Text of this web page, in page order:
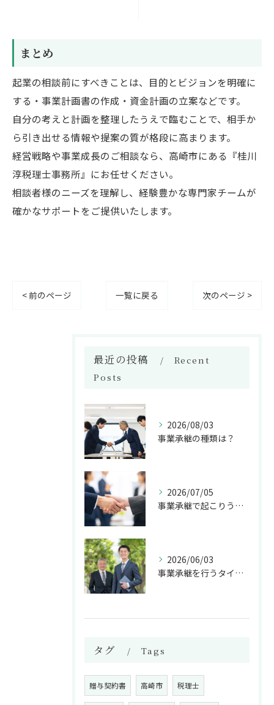
まとめ
起業の相談前にすべきことは、目的とビジョンを明確に
する・事業計画書の作成・資金計画の立案などです。
自分の考えと計画を整理したうえで臨むことで、相手か
ら引き出せる情報や提案の質が格段に高まります。
経営戦略や事業成長のご相談なら、高崎市にある『桂川
淳税理士事務所』にお任せください。
相談者様のニーズを理解し、経験豊かな専門家チームが
確かなサポートをご提供いたします。
< 前のページ 一覧に戻る 次のページ >
最近の投稿
Recent
Posts
2026/08/03
事業承継の種類は？
2026/07/05
事業承継で起こりうるトラブルとは
2026/06/03
事業承継を行うタイミングは？
タグ Tags
贈与契約書 高崎市 税理士